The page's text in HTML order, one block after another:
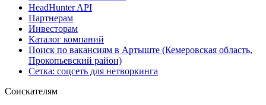
HeadHunter API
Партнерам
Инвесторам
Каталог компаний
Поиск по вакансиям в Артыште (Кемеровская область,
Прокопьевский район)
Сетка: соцсеть для нетворкинга
Соискателям